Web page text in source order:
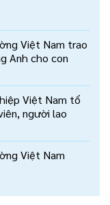
Việt Nam trao
Anh cho con
Việt Nam tổ
người lao
Việt Nam